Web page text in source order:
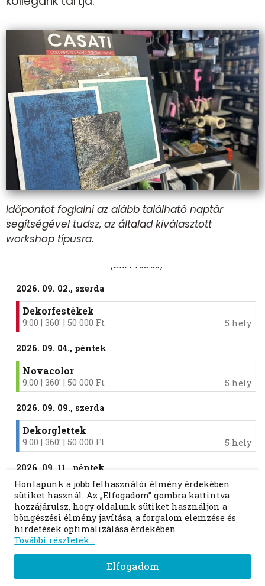
Időpontot foglalni az alább található naptár
segítségével tudsz, az általad kiválasztott
workshop típusra.